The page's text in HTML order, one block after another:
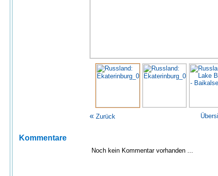
« Zurück
Kommentare
Noch kein Kommentar vorhanden ...